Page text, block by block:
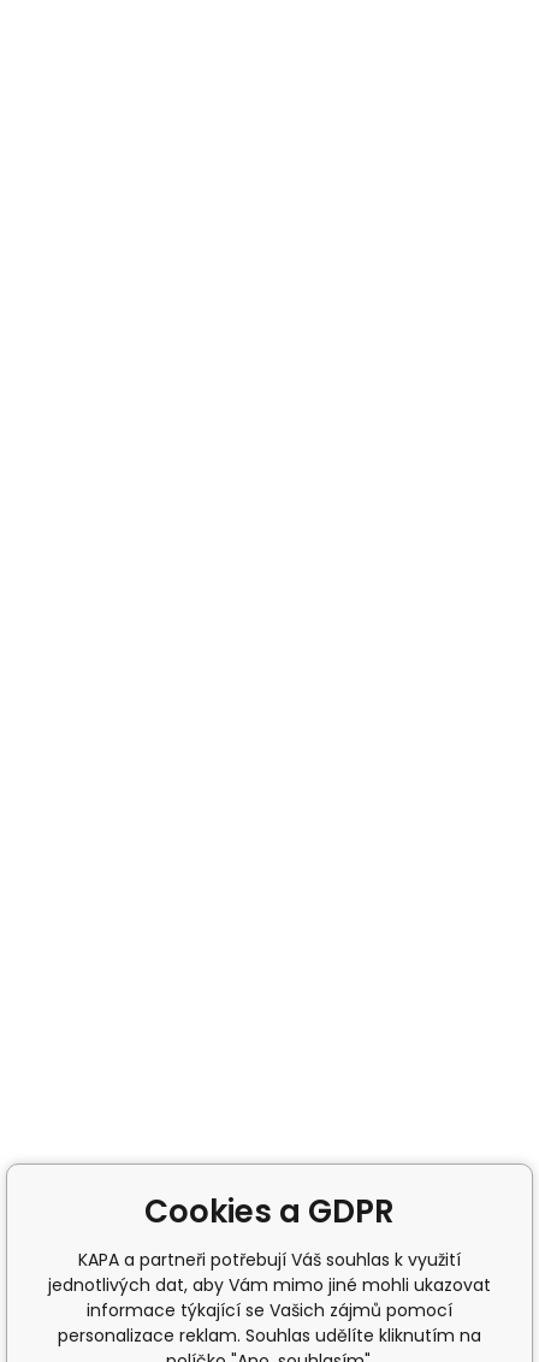
Cookies a GDPR
KAPA a partneři potřebují Váš souhlas k využití
jednotlivých dat, aby Vám mimo jiné mohli ukazovat
informace týkající se Vašich zájmů pomocí
personalizace reklam. Souhlas udělíte kliknutím na